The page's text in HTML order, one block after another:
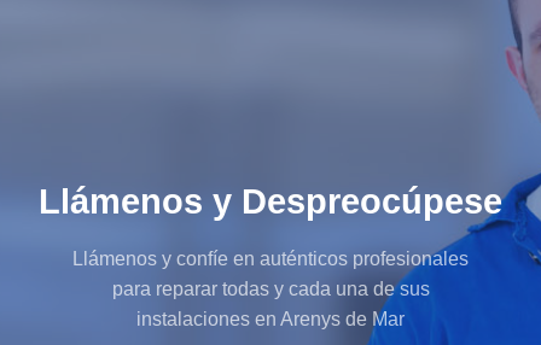
Llámenos y Despreocúpese
Llámenos y confíe en auténticos profesionales
para reparar todas y cada una de sus
instalaciones en Arenys de Mar